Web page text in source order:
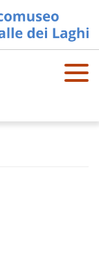
OPE